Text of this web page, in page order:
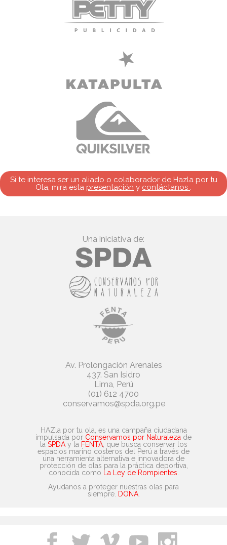
Si te interesa ser un aliado o colaborador de Hazla por tu
Ola, mira esta presentación y contáctanos .
Una iniciativa de:
Av. Prolongación Arenales
437. San Isidro
Lima, Perú
(01) 612 4700
conservamos@spda.org.pe
HAZla por tu ola, es una campaña ciudadana
impulsada por Conservamos por Naturaleza de
la SPDAy la FENTA, que busca conservar los
espacios marino costeros del Perú a través de
una herramienta alternativa e innovadora de
protección de olas para la práctica deportiva,
conocida como
La Ley de Rompientes
Ayudanos a proteger nuestras olas para
siempre. DONA.